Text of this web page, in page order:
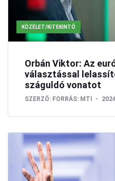
KÖZÉLET/KITEKINTŐ
Orbán Viktor: Az
választással
száguldó vonatot
SZERZŐ: FORRÁS: MTI